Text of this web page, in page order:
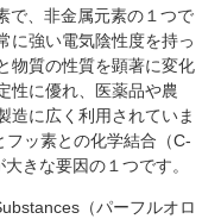
で、非金属元素の１つで
に強い電気陰性度を持っ
物質の性質を顕著に変化
性に優れ、医薬品や農
造に広く利用されていま
ッ素との化学結合（C-
きな要因の１つです。
（パーフルオロ